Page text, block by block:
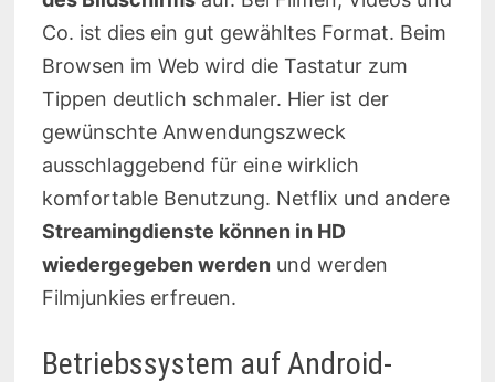
Co. ist dies ein gut gewähltes Format. Beim
Browsen im Web wird die Tastatur zum
Tippen deutlich schmaler. Hier ist der
gewünschte Anwendungszweck
ausschlaggebend für eine wirklich
komfortable Benutzung. Netflix und andere
Streamingdienste können in HD
wiedergegeben werden und werden
Filmjunkies erfreuen.
Betriebssystem auf Android-